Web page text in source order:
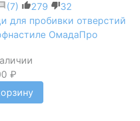
(7) 279
32
для пробивки отверстий
ОмадаПро
₽